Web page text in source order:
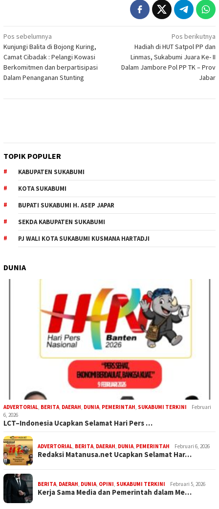
Navigasi
pos
Pos sebelumnya
Kunjungi Balita di Bojong Kuring,
Camat Cibadak : Pelangi Kowasi
Berkomitmen dan berpartisipasi
Dalam Penanganan Stunting
Pos berikutnya
Hadiah di HUT Satpol PP dan
Linmas, Sukabumi Juara Ke- II
Dalam Jambore Pol PP TK – Prov
Jabar
TOPIK POPULER
KABUPATEN SUKABUMI
KOTA SUKABUMI
BUPATI SUKABUMI H. ASEP JAPAR
SEKDA KABUPATEN SUKABUMI
PJ WALI KOTA SUKABUMI KUSMANA HARTADJI
DUNIA
ADVERTORIAL, BERITA, DAERAH, DUNIA, PEMERINTAH, SUKABUMI TERKINI
Februari
6, 2026
LCT–Indonesia Ucapkan Selamat Hari Pers …
ADVERTORIAL, BERITA, DAERAH, DUNIA, PEMERINTAH Februari 6, 2026
Redaksi Matanusa.net Ucapkan Selamat Har…
BERITA, DAERAH, DUNIA, OPINI, SUKABUMI TERKINI Februari 5, 2026
Kerja Sama Media dan Pemerintah dalam Me…